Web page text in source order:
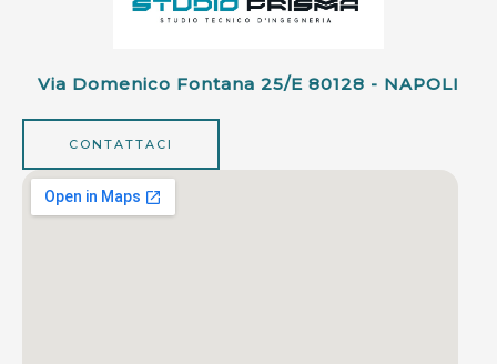
Via Domenico Fontana 25/e 80128 - NAPOLI
CONTATTACI